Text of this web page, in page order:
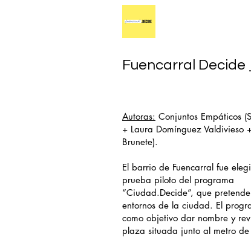
Fuencarral Decide
Autoras: Conjuntos Empáticos
+ Laura Domínguez Valdivieso
Brunete).
​El barrio de Fuencarral fue
prueba piloto del programa
“Ciudad.Decide”, que
entornos de la ciudad. El
como objetivo dar nombre y
plaza situada junto al metro de